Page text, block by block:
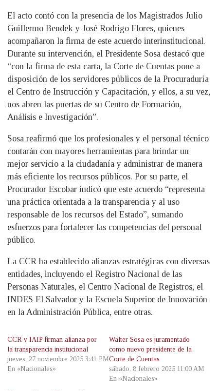
El acto contó con la presencia de los Magistrados Julio
Guillermo Bendek y José Rodrigo Flores, quienes
acompañaron la firma de este acuerdo interinstitucional.
Durante su intervención, el Presidente Sosa destacó que
“con la firma de esta carta, la Corte de Cuentas pone a
disposición de los servidores públicos de la Procuraduría
el Centro de Instrucción y Capacitación, y ellos, a su vez,
nos abren las puertas de su Centro de Formación,
Análisis e Investigación”.
Sosa reafirmó que los profesionales y el personal técnico
contarán con mayores herramientas para brindar un
mejor servicio a la ciudadanía y administrar de manera
más eficiente los recursos públicos. Por su parte, el
Procurador Escobar indicó que este acuerdo “representa
una práctica orientada a la transparencia y al uso
responsable de los recursos del Estado”, sumando
esfuerzos para fortalecer las competencias del personal
público.
La CCR ha establecido alianzas estratégicas con diversas
entidades, incluyendo el Registro Nacional de las
Personas Naturales, el Centro Nacional de Registros, el
INDES El Salvador y la Escuela Superior de Innovación
en la Administración Pública, entre otras.
CCR y IAIP firman alianza por
la transparencia institucional
jueves, 27 noviembre 2025 3:41 PM
En «Nacionales»
Walter Sosa es juramentado
como nuevo presidente de la
Corte de Cuentas
sábado, 8 febrero 2025 11:00 AM
En «Nacionales»